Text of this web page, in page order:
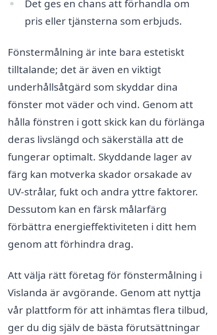
Det ges en chans att förhandla om
pris eller tjänsterna som erbjuds.
Fönstermålning är inte bara estetiskt
tilltalande; det är även en viktigt
underhållsåtgärd som skyddar dina
fönster mot väder och vind. Genom att
hålla fönstren i gott skick kan du förlänga
deras livslängd och säkerställa att de
fungerar optimalt. Skyddande lager av
färg kan motverka skador orsakade av
UV-strålar, fukt och andra yttre faktorer.
Dessutom kan en färsk målarfärg
förbättra energieffektiviteten i ditt hem
genom att förhindra drag.
Att välja rätt företag för fönstermålning i
Vislanda är avgörande. Genom att nyttja
vår plattform för att inhämtas flera tilbud,
ger du dig själv de bästa förutsättningar